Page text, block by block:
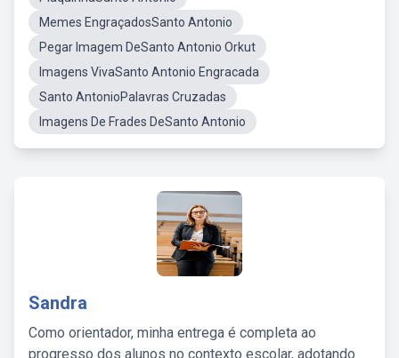
Memes EngraçadosSanto Antonio
Pegar Imagem DeSanto Antonio Orkut
Imagens VivaSanto Antonio Engracada
Santo AntonioPalavras Cruzadas
Imagens De Frades DeSanto Antonio
Sandra
Como orientador, minha entrega é completa ao
progresso dos alunos no contexto escolar, adotando